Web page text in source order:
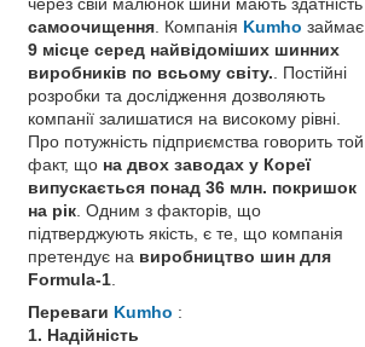
самоочищення . Компанія Kumho займає
9 місце серед найвідоміших шинних
виробників по всьому світу. . Постійні
розробки та дослідження дозволяють
компанії залишатися на високому рівні.
Про потужність підприємства говорить той
факт, що на двох заводах у Кореї
випускається понад 36 млн. покришок
на рік . Одним з факторів, що
підтверджують якість, є те, що компанія
претендує на виробництво шин для
Formula-1
Переваги Kumho :
1. Надійність